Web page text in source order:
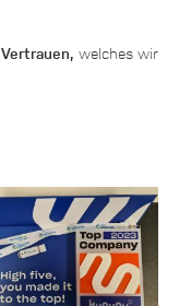
Vertrauen, welches wir